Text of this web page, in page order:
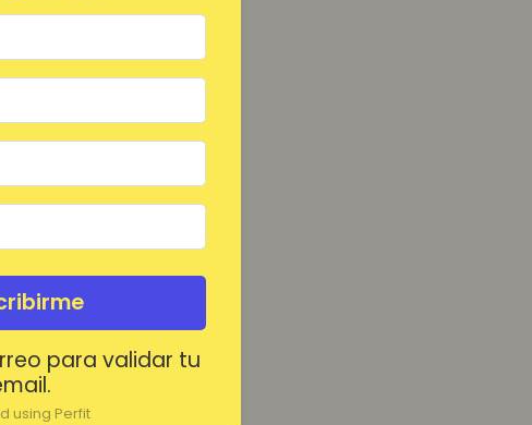
para validar tu
using Perfit